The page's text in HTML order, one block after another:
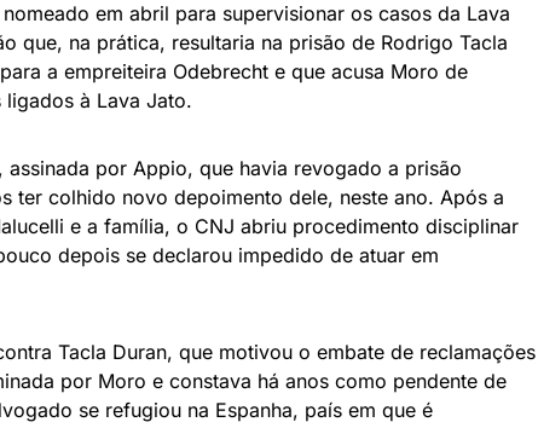
em abril para supervisionar os casos da Lava
que, na prática, resultaria na prisão de Rodrigo Tacla
a empreiteira Odebrecht e que acusa Moro de
à Lava Jato.
assinada por Appio, que havia revogado a prisão
ter colhido novo depoimento dele, neste ano. Após a
e a família, o CNJ abriu procedimento disciplinar
depois se declarou impedido de atuar em
Tacla Duran, que motivou o embate de reclamações
por Moro e constava há anos como pendente de
se refugiou na Espanha, país em que é